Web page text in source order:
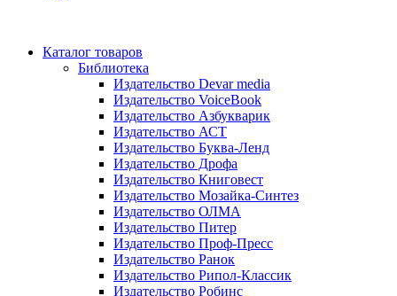
Каталог товаров
Библиотека
Издательство Devar media
Издательство VoiceBook
Издательство Азбукварик
Издательство АСТ
Издательство Буква-Ленд
Издательство Дрофа
Издательство Книговест
Издательство Мозайка-Синтез
Издательство ОЛМА
Издательство Питер
Издательство Проф-Пресс
Издательство Ранок
Издательство Рипол-Классик
Издательство Робинс